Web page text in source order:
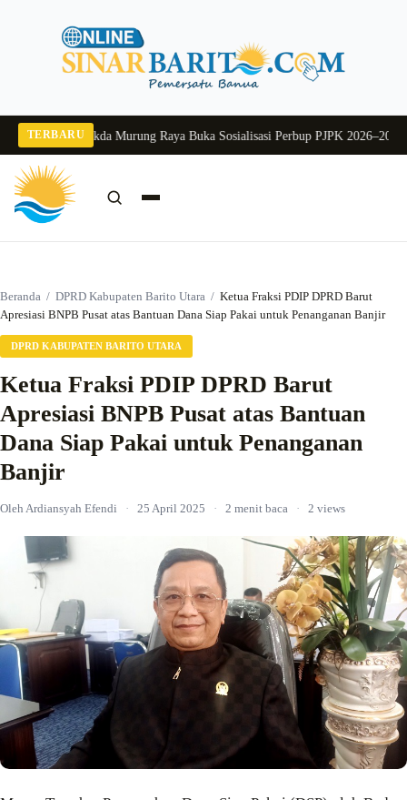
TERBARU
2026Pj Sekda Murung Raya Buka Sosialisasi Perbup PJPK 2026–2030
Beranda / DPRD Kabupaten Barito Utara / Ketua Fraksi PDIP DPRD Barut
Apresiasi BNPB Pusat atas Bantuan Dana Siap Pakai untuk Penanganan Banjir
DPRD KABUPATEN BARITO UTARA
Ketua Fraksi PDIP DPRD Barut
Apresiasi BNPB Pusat atas Bantuan
Dana Siap Pakai untuk Penanganan
Banjir
Oleh Ardiansyah Efendi · 25 April 2025 · 2 menit baca · 2 views